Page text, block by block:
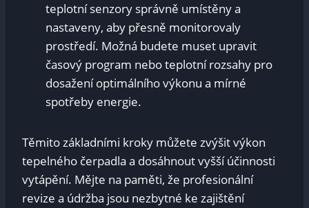
teplotní senzory správně umístěny a
nastaveny, aby přesně monitorovaly
prostředí. Možná budete muset upravit
časový program nebo teplotní rozsahy pro
dosažení optimálního výkonu a mírné
spotřeby energie.
Těmito základními kroky můžete zvýšit výkon
tepelného čerpadla a dosáhnout vyšší účinnosti
vytápění. Mějte na paměti, že profesionální
revize a údržba jsou nezbytné ke zajištění